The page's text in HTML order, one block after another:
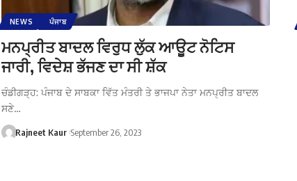
NEWS ਪੰਜਾਬ
ਮਨਪ੍ਰੀਤ ਬਾਦਲ ਵਿਰੁਧ ਲੁੱਕ ਆਊਟ ਨੋਟਿਸ
ਜਾਰੀ, ਵਿਦੇਸ਼ ਭੱਜਣ ਦਾ ਸੀ ਸ਼ੱਕ
ਚੰਡੀਗੜ੍ਹ: ਪੰਜਾਬ ਦੇ ਸਾਬਕਾ ਵਿੱਤ ਮੰਤਰੀ ਤੇ ਭਾਜਪਾ ਨੇਤਾ ਮਨਪ੍ਰੀਤ ਬਾਦਲ
ਸਣੇ…
Rajneet Kaur September 26, 2023